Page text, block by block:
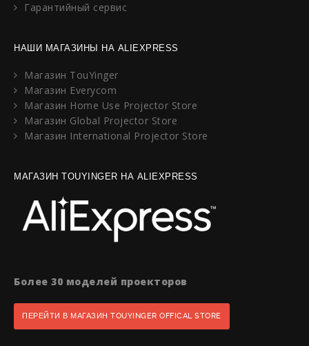
Гарантийный сервис
НАШИ МАГАЗИНЫ НА ALIEXPRESS
Магазин TouYinger
Магазин Everycom
Магазин Home Use Projector Store
Магазин Global Projector Store
Магазин International Projector Store
МАГАЗИН TOUYINGER НА ALIEXPRESS
Более 30 моделей проекторов
ПЕРЕЙТИ В МАГАЗИН TOUYINGER OFFICAL STORE